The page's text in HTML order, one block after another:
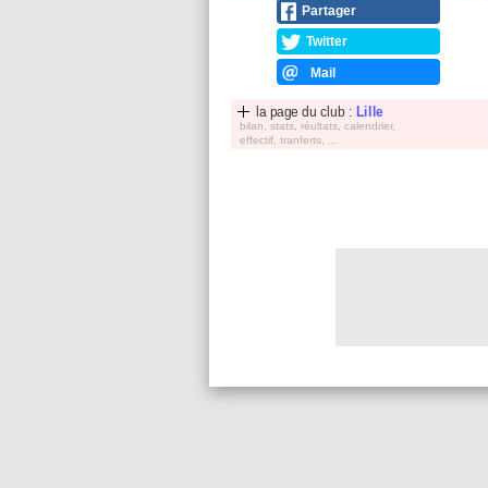
Partager
Twitter
Mail
la page du club : Lille
bilan, stats, réultats, calendrier,
effectif, tranferts, ...